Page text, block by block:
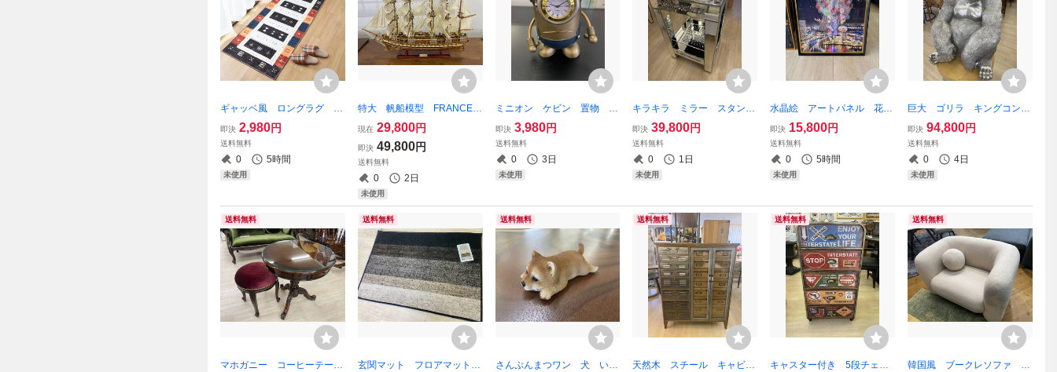
ギャッベ風 ロングラグ キ
ッチンマット エスニック
廊下マット マット ラグ
長さ180 幅60 ロングマット
ギャベ 滑り止め カーペット
即決 2,980円
送料無料
0 5時間
未使用
特大 帆船模型 FRANCEⅡ
限定モデル 船 モデルシ
ップ 職人手作り 舟 軍
艦 フランス 幅100 高さ
75 開業祝い ハンドメイド モ
デル
現在 29,800円
即決 49,800円
送料無料
0 2日
未使用
ミニオン ケビン 置物 レ
トロ ブリキ オブジェ イ
ンダストリアル アンティー
ク ミニオンズ ビンテー
ジ 飾り物 スチール 時計
即決 3,980円
送料無料
0 3日
未使用
キラキラ ミラー スタン
ド サイドテーブル コラ
ム 花台 飾り台 置物 オブジ
ェ 幅35 高さ56 コラムスタン
ド 装飾 豪華 シルバー ダイヤ
即決 39,800円
送料無料
0 1日
未使用
水晶絵 アートパネル 花
火 絵画 壁掛 絵 クリス
タルアート キラキラ 額
縁 額 横60 縦80 HANA
BI 夜景 カジノ フレーム アー
ト
即決 15,800円
送料無料
0 5時間
未使用
巨大 ゴリラ キングコン
グ 置物 オブジェ シルバ
ー アニマル 高さ88 銀
L キラキラ ビッグサイ
ズ 高さ88 H88 クリスタ
ル
即決 94,800円
送料無料
0 4日
未使用
送料無料
マホガニー コーヒーテーブ
送料無料
玄関マット フロアマット
送料無料
さんぷんまつワン 犬 い
送料無料
天然木 スチール キャビネ
送料無料
キャスター付き 5段チェス
送料無料
韓国風 ブークレソファ タ